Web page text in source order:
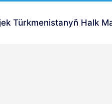
Türkmenistanyň Halk